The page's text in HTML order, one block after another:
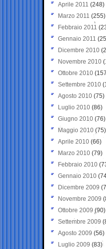
Aprile 2011 (248)
Marzo 2011 (255)
Febbraio 2011
Gennaio 2011
Dicembre 2010
Novembre 2010
Ottobre 2010
Settembre 2010
Agosto 2010 (75)
Luglio 2010 (86)
Giugno 2010 (76)
Maggio 2010 (75)
Aprile 2010 (66)
Marzo 2010 (79)
Febbraio 2010
Gennaio 2010
Dicembre 2009
Novembre 2009
Ottobre 2009 (90)
Settembre 2009
Agosto 2009 (56)
Luglio 2009 (83)